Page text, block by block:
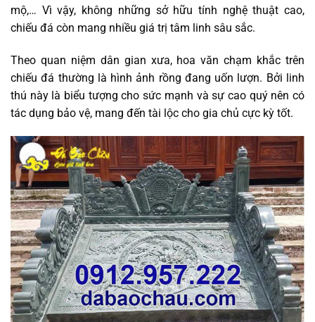
mộ,… Vì vậy, không những sở hữu tính nghệ thuật cao,
chiếu đá còn mang nhiều giá trị tâm linh sâu sắc.
Theo quan niệm dân gian xưa, hoa văn chạm khắc trên
chiếu đá thường là hình ảnh rồng đang uốn lượn. Bởi linh
thú này là biểu tượng cho sức mạnh và sự cao quý nên có
tác dụng bảo vệ, mang đến tài lộc cho gia chủ cực kỳ tốt.